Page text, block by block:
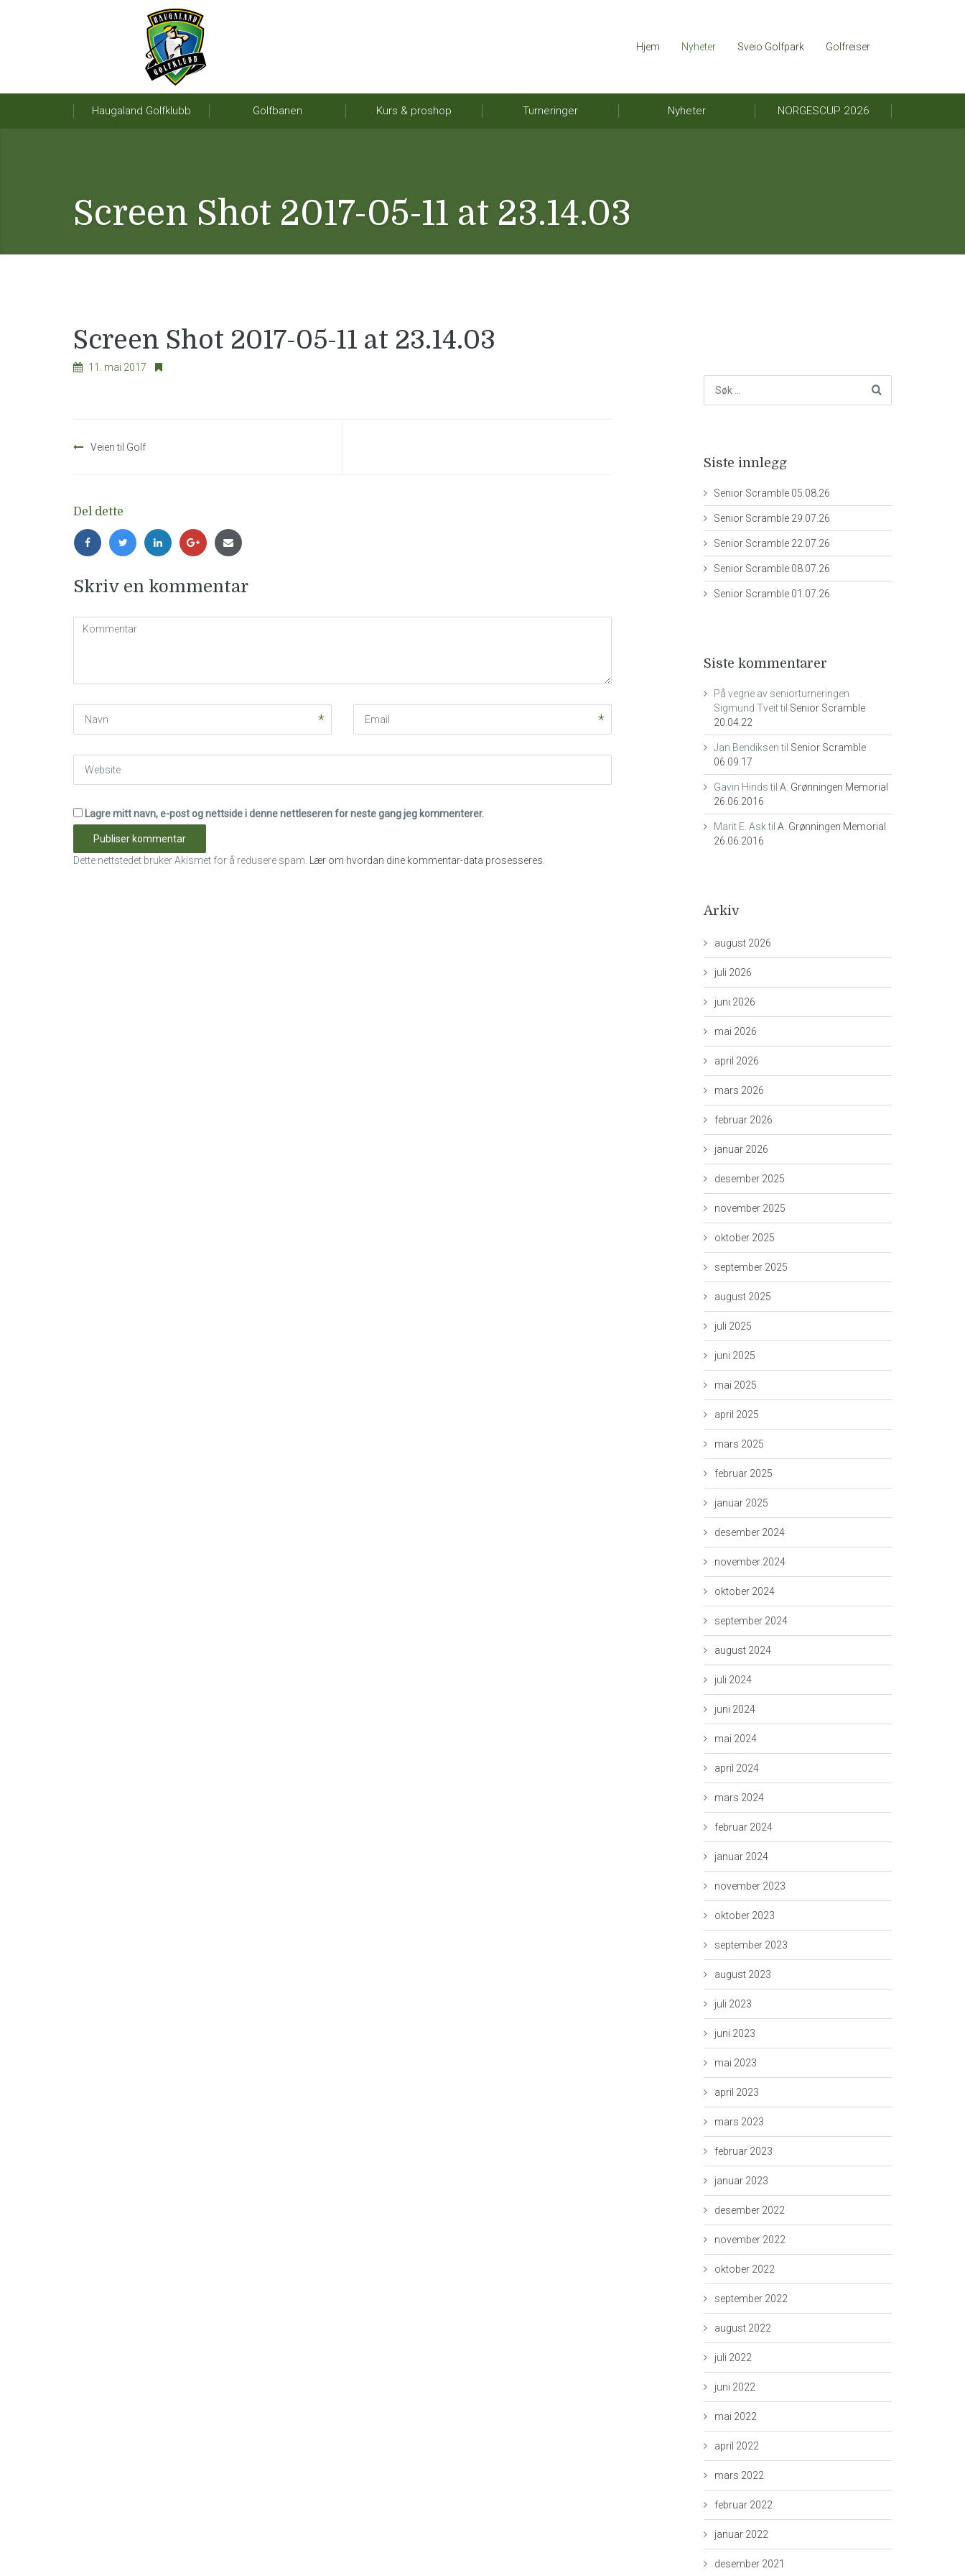
Hjem Nyheter Sveio Golfpark Golfreiser
Haugaland Golfklubb Golfbanen Kurs & proshop Turneringer Nyheter NORGESCUP 2026
Screen Shot 2017-05-11 at 23.14.03
Screen Shot 2017-05-11 at 23.14.03
11. mai 2017
Veien til Golf
Del dette
Skriv en kommentar
Kommentar
Lagre mitt navn, e-post og nettside i denne nettleseren for neste gang jeg kommenterer.
Dette nettstedet bruker Akismet for å redusere spam. Lær om hvordan dine kommentar-data prosesseres
Siste innlegg
Senior Scramble 05.08.26
Senior Scramble 29.07.26
Senior Scramble 22.07.26
Senior Scramble 08.07.26
Senior Scramble 01.07.26
Siste kommentarer
På vegne av seniorturneringen
Sigmund Tveittil Senior Scramble
20.04.22
Jan Bendiksentil Senior Scramble
06.09.17
Gavin Hindstil A. Grønningen Memorial
26.06.2016
Marit E. Asktil A. Grønningen Memorial
26.06.2016
Arkiv
august 2026
juli 2026
juni 2026
mai 2026
april 2026
mars 2026
februar 2026
januar 2026
desember 2025
november 2025
oktober 2025
september 2025
august 2025
juli 2025
juni 2025
mai 2025
april 2025
mars 2025
februar 2025
januar 2025
desember 2024
november 2024
oktober 2024
september 2024
august 2024
juli 2024
juni 2024
mai 2024
april 2024
mars 2024
februar 2024
januar 2024
november 2023
oktober 2023
september 2023
august 2023
juli 2023
juni 2023
mai 2023
april 2023
mars 2023
februar 2023
januar 2023
desember 2022
november 2022
oktober 2022
september 2022
august 2022
juli 2022
juni 2022
mai 2022
april 2022
mars 2022
februar 2022
januar 2022
desember 2021